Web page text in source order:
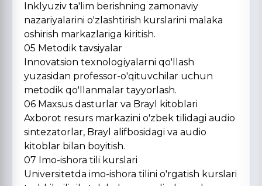
Inklyuziv ta'lim berishning zamonaviy
nazariyalarini o'zlashtirish kurslarini malaka
oshirish markazlariga kiritish.
05 Metodik tavsiyalar
Innovatsion texnologiyalarni qo'llash
yuzasidan professor-o'qituvchilar uchun
metodik qo'llanmalar tayyorlash.
06 Maxsus dasturlar va Brayl kitoblari
Axborot resurs markazini o'zbek tilidagi audio
sintezatorlar, Brayl alifbosidagi va audio
kitoblar bilan boyitish.
07 Imo-ishora tili kurslari
Universitetda imo-ishora tilini o'rgatish kurslari